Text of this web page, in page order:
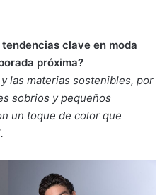
clave en moda
próxima?
las materias sostenibles, por
sobrios y pequeños
un toque de color que